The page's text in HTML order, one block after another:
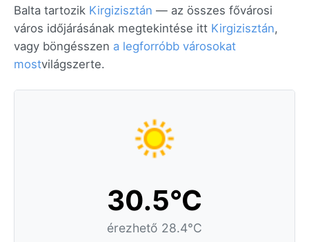
Balta tartozik Kirgizisztán — az összes fővárosi
város időjárásának megtekintése itt Kirgizisztán,
vagy böngésszen a legforróbb városokat
mostvilágszerte.
30.5°C
érezhető 28.4°C